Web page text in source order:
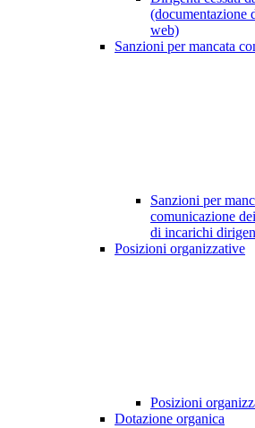
(documentazione
web)
Sanzioni per mancata
Sanzioni per
comunicazione
di incarichi
Posizioni organizzative
Posizioni
Dotazione organica